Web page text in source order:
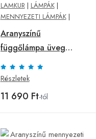
LAMKUR| LÁMPÁK|
MENNYEZETI LÁMPÁK|
Aranyszínű
függőlámpa üveg
búrával ø 15 cm Rollo
– LAMKUR
Részletek
11 690 Ft-tól